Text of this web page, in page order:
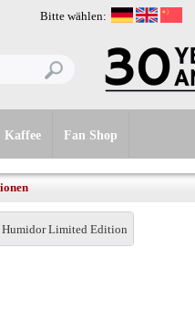
Bitte wählen:
Kaffee Fan Shop
Limited Edition